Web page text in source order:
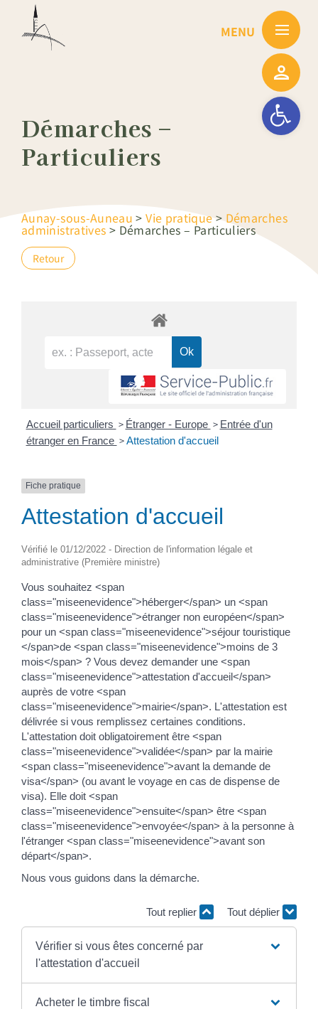
Ouvrir la
Démarches –
Particuliers
Aunay-sous-Auneau >Vie pratique>Démarches
administratives > Démarches – Particuliers
Retour
Accueil particuliers > Étranger - Europe > Entrée d'un
étranger en France > Attestation d'accueil
Fiche pratique
Attestation d'accueil
Vérifié le 01/12/2022 - Direction de l'information légale et
administrative (Première ministre)
Vous souhaitez <span
class="miseenevidence">héberger</span> un <span
class="miseenevidence">étranger non européen</span>
pour un <span class="miseenevidence">séjour touristique
</span>de <span class="miseenevidence">moins de 3
mois</span> ? Vous devez demander une <span
class="miseenevidence">attestation d'accueil</span>
auprès de votre <span
class="miseenevidence">mairie</span>. L'attestation est
délivrée si vous remplissez certaines conditions.
L'attestation doit obligatoirement être <span
class="miseenevidence">validée</span> par la mairie
<span class="miseenevidence">avant la demande de
visa</span> (ou avant le voyage en cas de dispense de
visa). Elle doit <span
class="miseenevidence">ensuite</span> être <span
class="miseenevidence">envoyée</span> à la personne à
l'étranger <span class="miseenevidence">avant son
départ</span>.
Nous vous guidons dans la démarche.
Tout replier Tout déplier
Vérifier si vous êtes concerné par
l'attestation d'accueil
Acheter le timbre fiscal